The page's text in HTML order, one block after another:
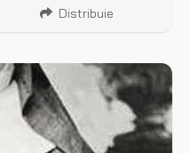
Distribuie